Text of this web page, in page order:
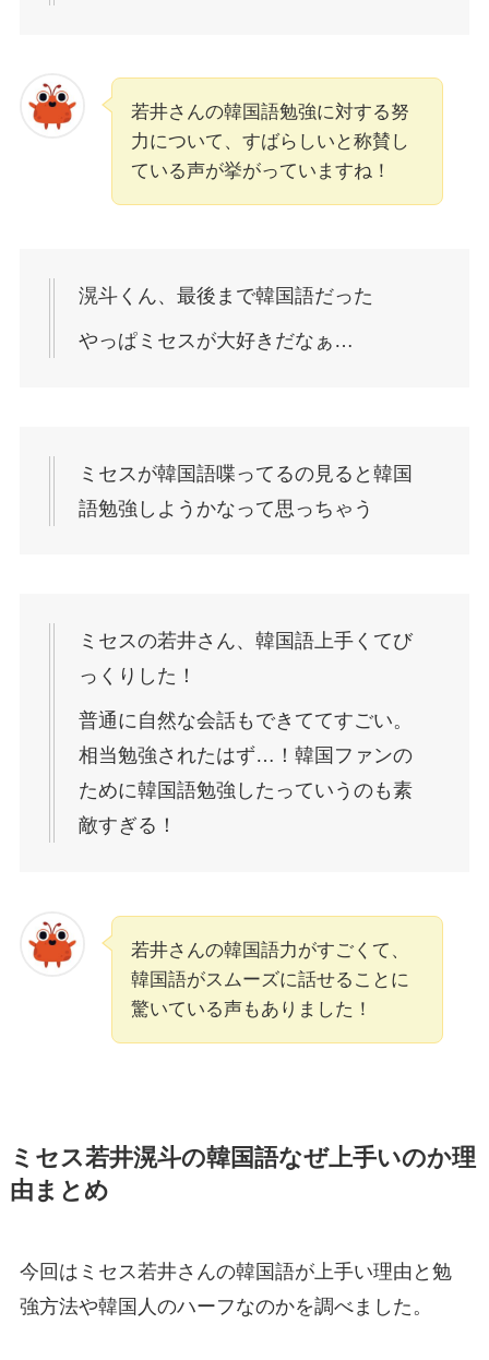
若井さんの韓国語勉強に対する努
力について、すばらしいと称賛し
ている声が挙がっていますね！
滉斗くん、最後まで韓国語だった
やっぱミセスが大好きだなぁ…
ミセスが韓国語喋ってるの見ると韓国
語勉強しようかなって思っちゃう
ミセスの若井さん、韓国語上手くてび
っくりした！
普通に自然な会話もできててすごい。
相当勉強されたはず…！韓国ファンの
ために韓国語勉強したっていうのも素
敵すぎる！
若井さんの韓国語力がすごくて、
韓国語がスムーズに話せることに
驚いている声もありました！
ミセス若井滉斗の韓国語なぜ上手いのか理
由まとめ
今回はミセス若井さんの韓国語が上手い理由と勉
強方法や韓国人のハーフなのかを調べました。